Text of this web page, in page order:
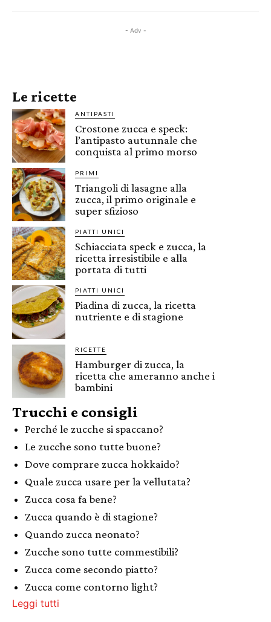
- Adv -
Le ricette
ANTIPASTI
Crostone zucca e speck:
l’antipasto autunnale che
conquista al primo morso
PRIMI
Triangoli di lasagne alla
zucca, il primo originale e
super sfizioso
PIATTI UNICI
Schiacciata speck e zucca, la
ricetta irresistibile e alla
portata di tutti
PIATTI UNICI
Piadina di zucca, la ricetta
nutriente e di stagione
RICETTE
Hamburger di zucca, la
ricetta che ameranno anche i
bambini
Trucchi e consigli
Perché le zucche si spaccano?
Le zucche sono tutte buone?
Dove comprare zucca hokkaido?
Quale zucca usare per la vellutata?
Zucca cosa fa bene?
Zucca quando è di stagione?
Quando zucca neonato?
Zucche sono tutte commestibili?
Zucca come secondo piatto?
Zucca come contorno light?
Leggi tutti